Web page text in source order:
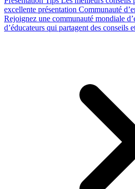
excellente présentation Communauté
Rejoignez une communauté mondiale
d’éducateurs qui partagent des conseils